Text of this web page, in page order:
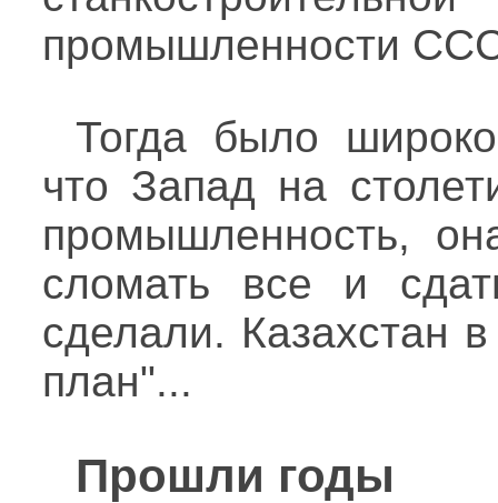
промышленности
Тогда было
что Запад на
промышленность,
сломать все и
сделали. Казахстан
план"...
Прошли годы